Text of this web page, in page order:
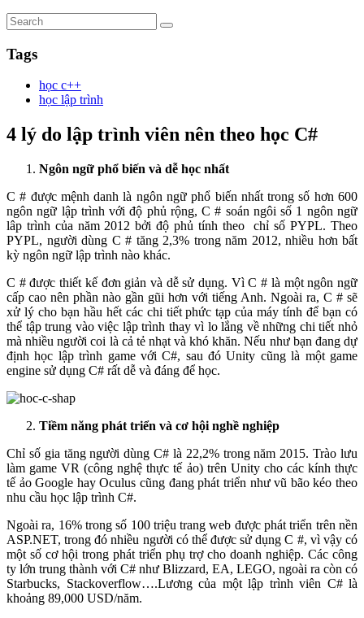
Tags
học c++
học lập trình
4 lý do lập trình viên nên theo học C#
Ngôn ngữ phổ biến và dễ học nhất
C # được mệnh danh là ngôn ngữ phổ biến nhất trong số hơn 600
ngôn ngữ lập trình với độ phủ rộng, C # soán ngôi số 1 ngôn ngữ
lâp trình của năm 2012 bởi độ phủ tính theo chỉ số PYPL. Theo
PYPL, người dùng C # tăng 2,3% trong năm 2012, nhiều hơn bất
kỳ ngôn ngữ lập trình nào khác.
C # được thiết kế đơn giản và dễ sử dụng. Vì C # là một ngôn ngữ
cấp cao nên phần nào gần gũi hơn với tiếng Anh. Ngoài ra, C # sẽ
xử lý cho bạn hầu hết các chi tiết phức tạp của máy tính để bạn có
thể tập trung vào việc lập trình thay vì lo lắng về những chi tiết nhỏ
mà nhiều người coi là cả tẻ nhạt và khó khăn. Nếu như bạn đang dự
định học lập trình game với C#, sau đó Unity cũng là một game
engine sử dụng C# rất dễ và đáng để học.
Tiềm năng phát triển và cơ hội nghề nghiệp
Chỉ số gia tăng người dùng C# là 22,2% trong năm 2015. Trào lưu
làm game VR (công nghệ thực tế ảo) trên Unity cho các kính thực
tế ảo Google hay Oculus cũng đang phát triển như vũ bão kéo theo
nhu cầu học lập trình C#.
Ngoài ra, 16% trong số 100 triệu trang web được phát triển trên nền
ASP.NET, trong đó nhiều người có thể được sử dụng C #, vì vậy có
một số cơ hội trong phát triển phụ trợ cho doanh nghiệp. Các công
ty lớn trung thành với C# như Blizzard, EA, LEGO, ngoài ra còn có
Starbucks, Stackoverflow….Lương của một lập trình viên C# là
khoảng 89,000 USD/năm.